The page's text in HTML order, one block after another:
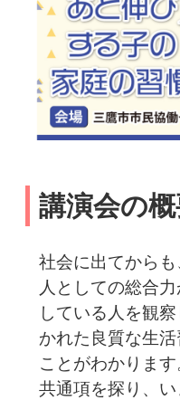
講演会の
社会に出てから
人としての総合
している人を観
かれた良質な生
ことがわかりま
共通項を探り、